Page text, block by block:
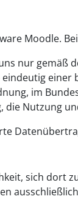
Moodle.
nur
im
die Nutzung
sich dort